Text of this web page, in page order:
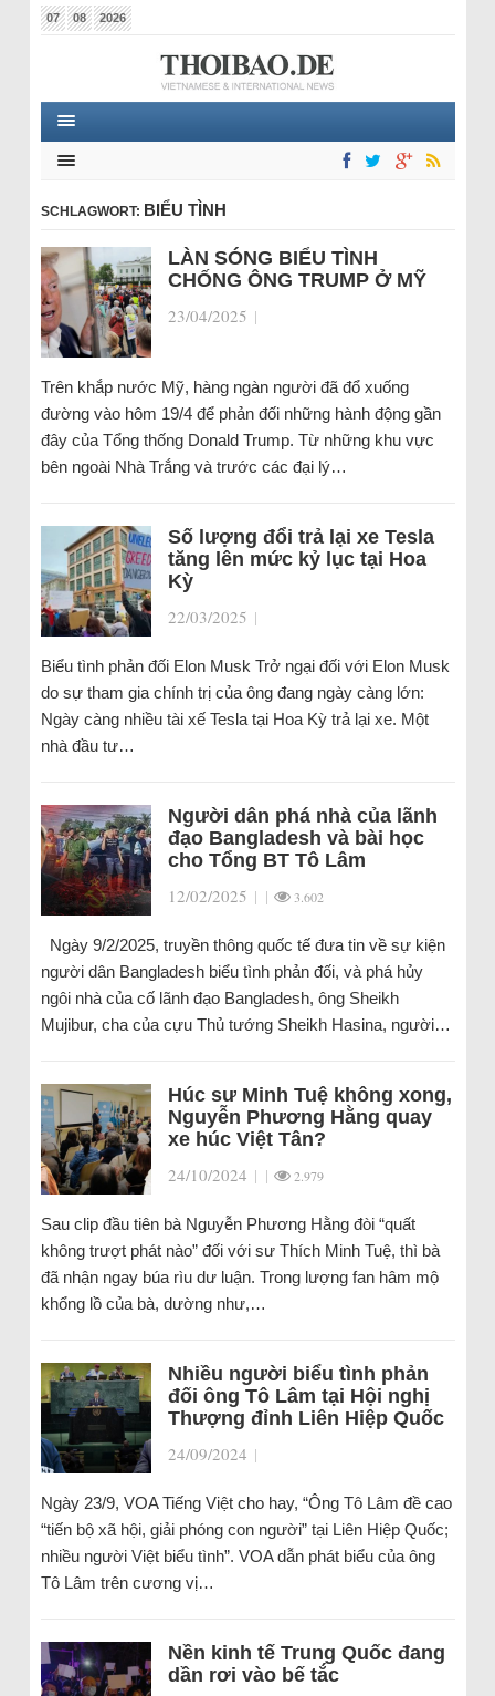
07 08 2026
SCHLAGWORT: BIỂU TÌNH
LÀN SÓNG BIỂU TÌNH
CHỐNG ÔNG TRUMP Ở MỸ
23/04/2025 |
Trên khắp nước Mỹ, hàng ngàn người đã đổ xuống
đường vào hôm 19/4 để phản đối những hành động gần
đây của Tổng thống Donald Trump. Từ những khu vực
bên ngoài Nhà Trắng và trước các đại lý…
Số lượng đổi trả lại xe Tesla
tăng lên mức kỷ lục tại Hoa
Kỳ
22/03/2025 |
Biểu tình phản đối Elon Musk Trở ngại đối với Elon Musk
do sự tham gia chính trị của ông đang ngày càng lớn:
Ngày càng nhiều tài xế Tesla tại Hoa Kỳ trả lại xe. Một
nhà đầu tư…
Người dân phá nhà của lãnh
đạo Bangladesh và bài học
cho Tổng BT Tô Lâm
12/02/2025 | | 3.602
Ngày 9/2/2025, truyền thông quốc tế đưa tin về sự kiện
người dân Bangladesh biểu tình phản đối, và phá hủy
ngôi nhà của cố lãnh đạo Bangladesh, ông Sheikh
Mujibur, cha của cựu Thủ tướng Sheikh Hasina, người…
Húc sư Minh Tuệ không xong,
Nguyễn Phương Hằng quay
xe húc Việt Tân?
24/10/2024 | | 2.979
Sau clip đầu tiên bà Nguyễn Phương Hằng đòi “quất
không trượt phát nào” đối với sư Thích Minh Tuệ, thì bà
đã nhận ngay búa rìu dư luận. Trong lượng fan hâm mộ
khổng lồ của bà, dường như,…
Nhiều người biểu tình phản
đối ông Tô Lâm tại Hội nghị
Thượng đỉnh Liên Hiệp Quốc
24/09/2024 |
Ngày 23/9, VOA Tiếng Việt cho hay, “Ông Tô Lâm đề cao
“tiến bộ xã hội, giải phóng con người” tại Liên Hiệp Quốc;
nhiều người Việt biểu tình”. VOA dẫn phát biểu của ông
Tô Lâm trên cương vị…
Nền kinh tế Trung Quốc đang
dần rơi vào bế tắc